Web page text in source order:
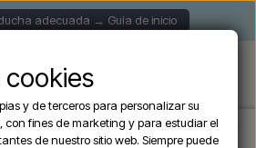
adecuada → Guía de inicio
exterior Duchas solares Arkema - BIG HAPPY
cookies
y de terceros para personalizar su
con fines de marketing y para estudiar el
de nuestro sitio web. Siempre puede